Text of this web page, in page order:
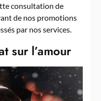
consultation de
de nos promotions
par nos services.
sur l’amour